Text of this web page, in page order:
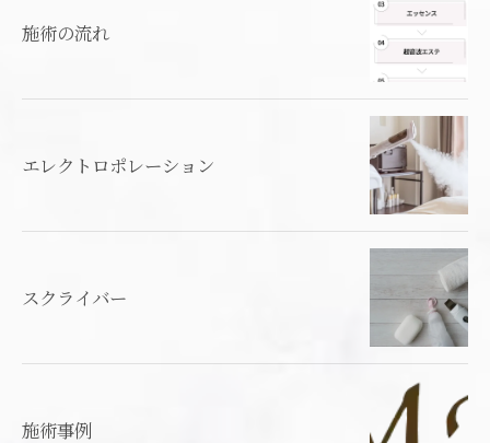
施術の流れ
エレクトロポレーション
スクライバー
施術事例